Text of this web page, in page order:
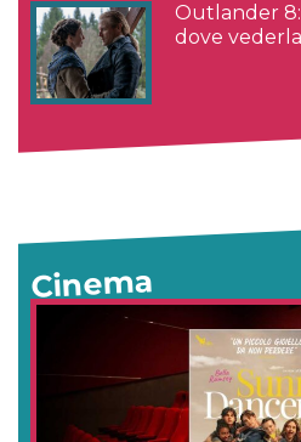
Outlander 8:
dove
Cinema